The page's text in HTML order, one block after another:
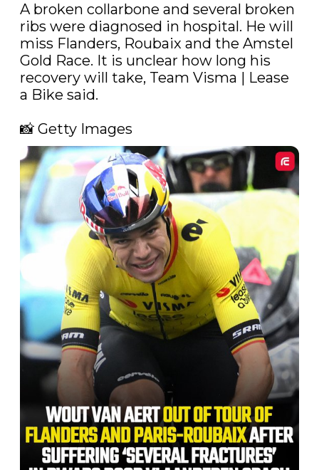
A broken collarbone and several broken
ribs were diagnosed in hospital. He will
miss Flanders, Roubaix and the Amstel
Gold Race. It is unclear how long his
recovery will take, Team Visma | Lease
a Bike said.
📸 Getty Images